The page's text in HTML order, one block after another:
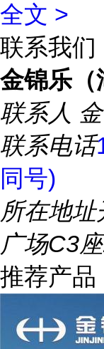
全文 >
联系我们
金锦乐（
联系人
联系电话
同号)
所在地址
广场C3
推荐产品